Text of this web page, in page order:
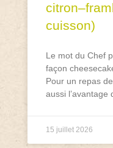
cuisson)
Le mot du Chef
façon
Pour un repas
aussi l’avantage
15 juillet 2026